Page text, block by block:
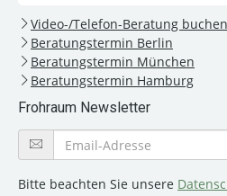
Video-/Telefon-Beratung buchen
Beratungstermin Berlin
Beratungstermin München
Beratungstermin Hamburg
Frohraum Newsletter
Bitte beachten Sie unsere